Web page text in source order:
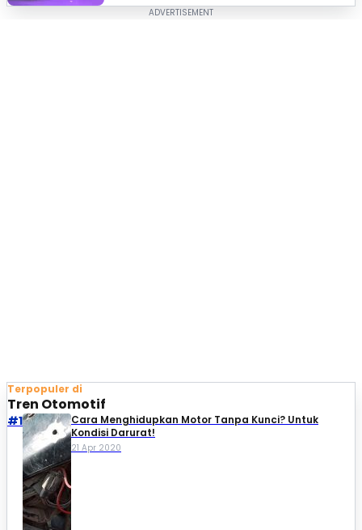
Terpopuler di
Tren Otomotif
#1
Cara Menghidupkan Motor Tanpa Kunci? Untuk
Kondisi Darurat!
21 Apr 2020